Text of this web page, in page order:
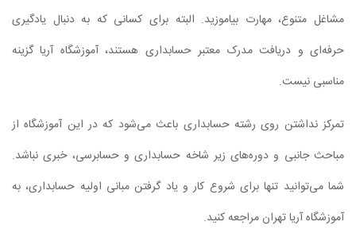
مشاغل متنوع، مهارت بیاموزید. البته برای کسانی که به دنبال یادگیری
حرفه‌ای و دریافت مدرک معتبر حسابداری هستند، آموزشگاه آریا گزینه
مناسبی نیست.
تمرکز نداشتن روی رشته حسابداری باعث می‌شود که در این آموزشگاه از
مباحث جانبی و دوره‌های زیر شاخه حسابداری و حسابرسی، خبری نباشد.
شما می‌توانید تنها برای شروع کار و یاد گرفتن مبانی اولیه حسابداری، به
آموزشگاه آریا تهران مراجعه کنید.